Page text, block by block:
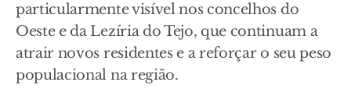
particularmente visível nos concelhos do
Oeste e da Lezíria do Tejo, que continuam a
atrair novos residentes e a reforçar o seu peso
populacional na região.